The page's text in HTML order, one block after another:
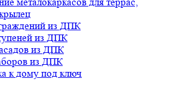
из ДПК
из ДПК
из ДПК
из ДПК
к дому под ключ